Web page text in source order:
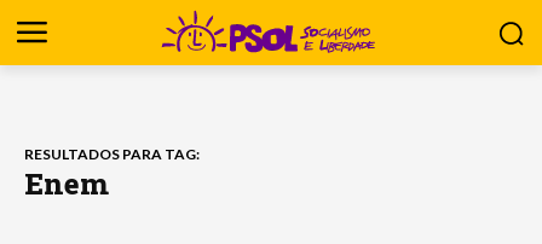
RESULTADOS PARA TAG:
Enem